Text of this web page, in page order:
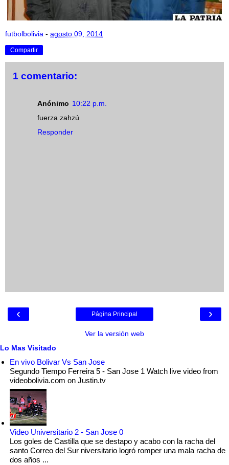
futbolbolivia - agosto 09, 2014
Compartir
1 comentario:
Anónimo 10:22 p.m.
fuerza zahzú
Responder
‹ ›
Página Principal
Ver la versión web
Lo Mas Visitado
En vivo Bolivar Vs San Jose
Segundo Tiempo Ferreira 5 - San Jose 1 Watch live video from
videobolivia.com on Justin.tv
Video Universitario 2 - San Jose 0
Los goles de Castilla que se destapo y acabo con la racha del
santo Correo del Sur niversitario logró romper una mala racha de
dos años ...